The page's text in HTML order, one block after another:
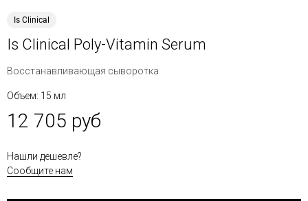
Is Clinical
Is Clinical Poly-Vitamin Serum
Восстанавливающая сыворотка
Объем: 15 мл
12 705 руб
Нашли дешевле?
Сообщите нам